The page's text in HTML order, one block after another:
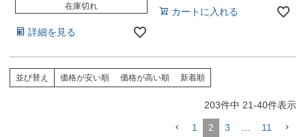
在庫切れ
詳細を見る
カートに入れる
並び替え 価格が安い順 価格が高い順 新着順
203件中 21-40件表示
1 2 3 11